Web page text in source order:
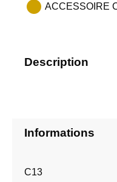
ACCESSOIRE
Description
Informations
C13